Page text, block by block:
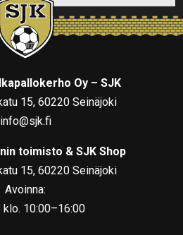
Oy – SJK
15, 60220 Seinäjoki
info@sjk.fi
toimisto & SJK Shop
15, 60220 Seinäjoki
Avoinna:
klo. 10:00–16:00